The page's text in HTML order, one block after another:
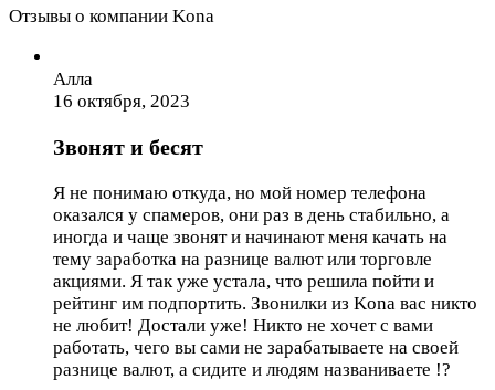
Отзывы о компании Kona
Алла
16 октября, 2023
Звонят и бесят
Я не понимаю откуда, но мой номер телефона
оказался у спамеров, они раз в день стабильно, а
иногда и чаще звонят и начинают меня качать на
тему заработка на разнице валют или торговле
акциями. Я так уже устала, что решила пойти и
рейтинг им подпортить. Звонилки из Kona вас никто
не любит! Достали уже! Никто не хочет с вами
работать, чего вы сами не зарабатываете на своей
разнице валют, а сидите и людям названиваете !?